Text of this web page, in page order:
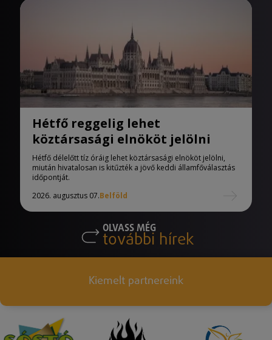
Hétfő reggelig lehet
köztársasági elnököt jelölni
Hétfő délelőtt tíz óráig lehet köztársasági elnököt jelölni,
miután hivatalosan is kitűzték a jövő keddi államfőválasztás
időpontját.
2026. augusztus 07.Belföld
OLVASS MÉG
további hírek
Kiemelt partnereink